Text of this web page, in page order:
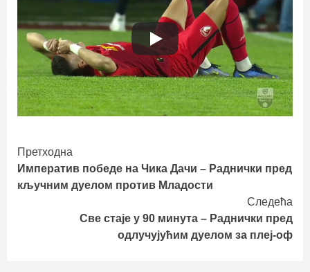
Continue
Reading
Претходна
Императив победе на Чика Дачи – Раднички пред
кључним дуелом против Младости
Следећа
Све стаје у 90 минута – Раднички пред
одлучујућим дуелом за плеј-оф